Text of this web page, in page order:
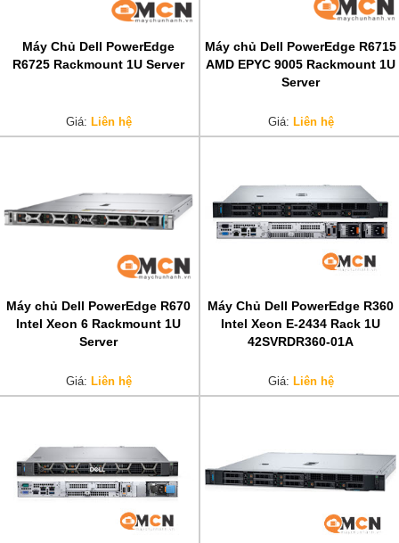
Máy Chủ Dell PowerEdge
R6725 Rackmount 1U Server
Giá: Liên hệ
Máy chủ Dell PowerEdge R6715
AMD EPYC 9005 Rackmount 1U
Server
Giá: Liên hệ
Máy chủ Dell PowerEdge R670
Intel Xeon 6 Rackmount 1U
Server
Giá: Liên hệ
Máy Chủ Dell PowerEdge R360
Intel Xeon E-2434 Rack 1U
42SVRDR360-01A
Giá: Liên hệ